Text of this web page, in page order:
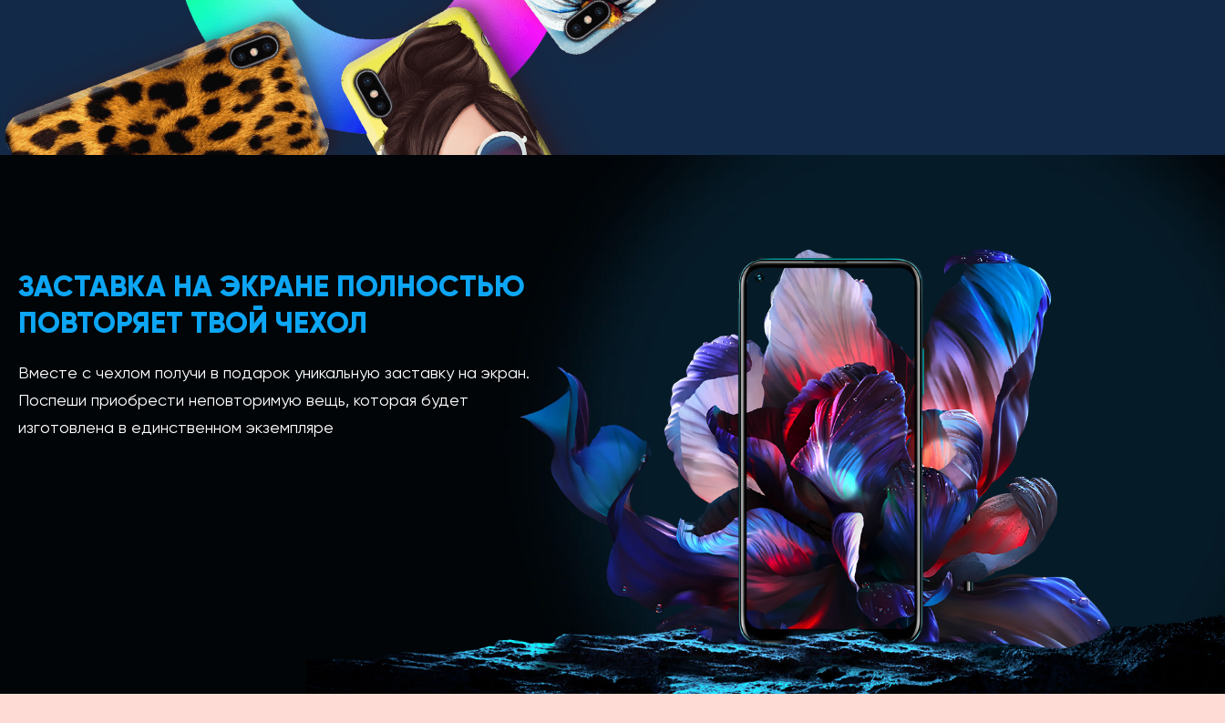
ЗАСТАВКА НА ЭКРАНЕ ПОЛНОСТЬЮ
ПОВТОРЯЕТ ТВОЙ ЧЕХОЛ
Вместе с чехлом получи в подарок уникальную заставку на экран.
Поспеши приобрести неповторимую вещь, которая будет
изготовлена в единственном экземпляре